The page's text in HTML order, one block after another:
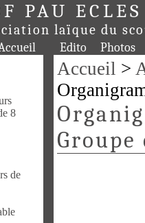
PAU ECLES
laïque du
Edito Photos
8
de
Accueil >
Groupe